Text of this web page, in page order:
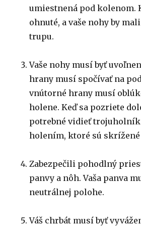
umiestnená pod kolenom.
ohnuté, a vaše nohy by
trupu.
Vaše nohy musí byť
hrany musí spočívať na
vnútorné hrany musí
holene. Keď sa pozriete
potrebné vidieť
holením, ktoré sú skrížené
Zabezpečili pohodlný
panvy a nôh. Vaša panva
neutrálnej polohe.
Váš chrbát musí byť